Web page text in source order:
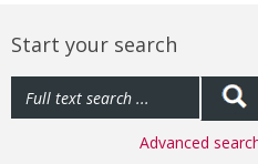
Start your search
Advanced